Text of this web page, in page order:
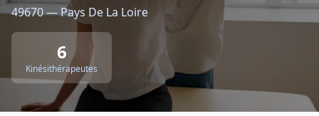
49670 — Pays De La Loire
6
Kinésithérapeutes